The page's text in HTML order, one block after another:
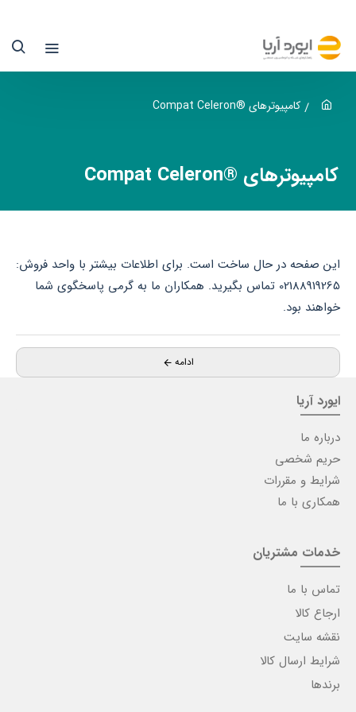
®Compat
Celeron
نکسکام
ایوردآریا
نماینده
در
ایران
کامپیوترهای ®Compat Celeron
کامپیوترهای ®Compat Celeron
این صفحه در حال ساخت است. برای اطلاعات بیشتر با واحد فروش:
02188919265 تماس بگیرید. همکاران ما به گرمی پاسخگوی شما
خواهند بود.
ادامه
ایورد آریا
درباره ما
حریم شخصی
شرایط و مقررات
همکاری با ما
خدمات مشتریان
تماس با ما
ارجاع کالا
نقشه سایت
شرایط ارسال کالا
برندها